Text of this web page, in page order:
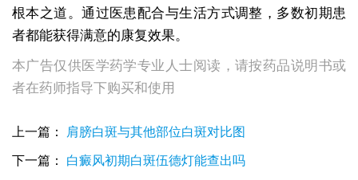
根本之道。通过医患配合与生活方式调整，多数初期患
者都能获得满意的康复效果。
本广告仅供医学药学专业人士阅读，请按药品说明书或
者在药师指导下购买和使用
上一篇： 肩膀白斑与其他部位白斑对比图
下一篇： 白癜风初期白斑伍德灯能查出吗